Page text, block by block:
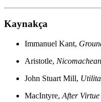
Kaynakça
Immanuel Kant,
Aristotle,
John Stuart Mill,
MacIntyre, After Virtue